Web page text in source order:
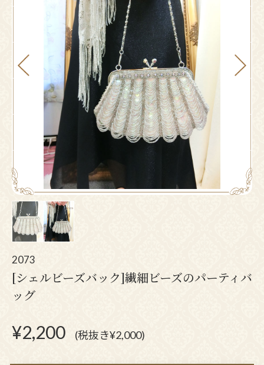
2073
[シェルビーズバック]繊細ビーズのパーティバ
ッグ
¥2,200 (税抜き¥2,000)